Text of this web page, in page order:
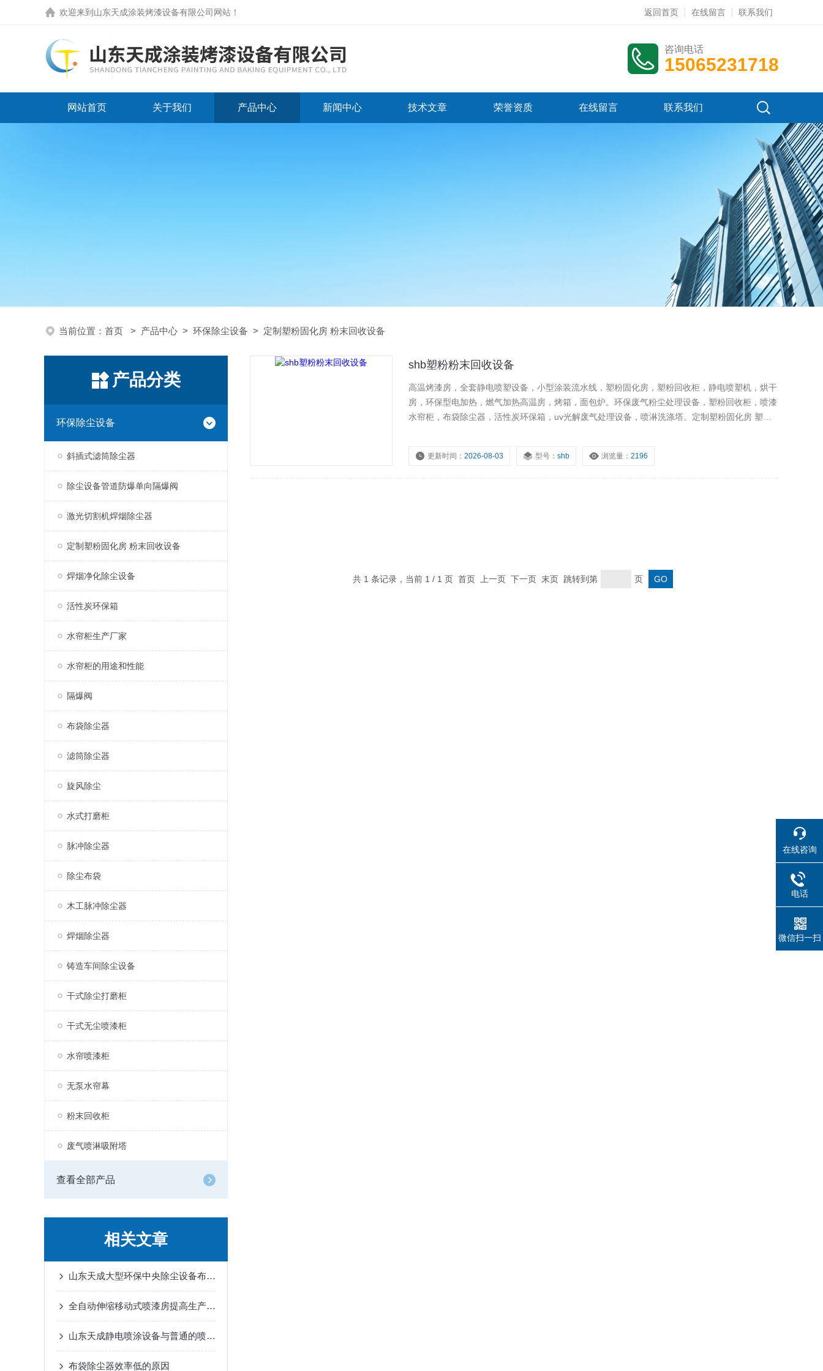
欢迎来到 山东天成涂装烤漆设备有限公司网站 ！ 返回首页 在线留言 联系我们
咨询电话
15065231718
网站首页 关于我们 产品中心 新闻中心 技术文章 荣誉资质 在线留言 联系我们
当前位置： 首页 > 产品中心 > 环保除尘设备 > 定制塑粉固化房 粉末回收设备
产品分类
环保除尘设备
斜插式滤筒除尘器
除尘设备管道防爆单向隔爆阀
激光切割机焊烟除尘器
定制塑粉固化房 粉末回收设备
焊烟净化除尘设备
活性炭环保箱
水帘柜生产厂家
水帘柜的用途和性能
隔爆阀
布袋除尘器
滤筒除尘器
旋风除尘
水式打磨柜
脉冲除尘器
除尘布袋
木工脉冲除尘器
焊烟除尘器
铸造车间除尘设备
干式除尘打磨柜
干式无尘喷漆柜
水帘喷漆柜
无泵水帘幕
粉末回收柜
废气喷淋吸附塔
查看全部产品
相关文章
山东天成大型环保中央除尘设备布袋除尘器
全自动伸缩移动式喷漆房提高生产效率的新利器
山东天成静电喷涂设备与普通的喷涂设备相比区别在哪里？
布袋除尘器效率低的原因
shb塑粉粉末回收设备
高温烤漆房，全套静电喷塑设备，小型涂装流水线，塑粉固化房，塑粉回收柜，静电喷塑机，烘干
房，环保型电加热，燃气加热高温房，烤箱，面包炉。环保废气粉尘处理设备，塑粉回收柜，喷漆
水帘柜，布袋除尘器，活性炭环保箱，uv光解废气处理设备，喷淋洗涤塔。定制塑粉固化房 塑粉
更新时间：2026-08-03 型号：shb 浏览量：2196
共 1 条记录，当前 1 / 1 页 首页 上一页 下一页 末页 跳转到第 页
在线咨询
电话
微信扫一扫